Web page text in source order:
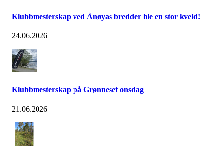
Klubbmesterskap ved Ånøyas bredder ble en stor kveld!
24.06.2026
Klubbmesterskap på Grønneset onsdag
21.06.2026